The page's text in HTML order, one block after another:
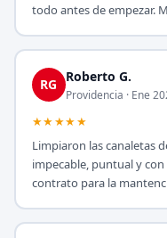
todo antes de empezar.
RG Roberto G.
Providencia · Ene
★★★★★
Limpiaron las canaletas
impecable, puntual y
contrato para la